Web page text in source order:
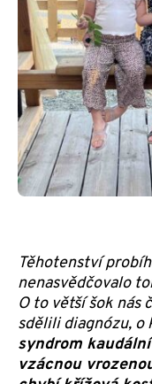
Těhotenství
nenasvědčovalo
O to větší šok nás
sdělili diagnózu, o
syndrom
vzácnou